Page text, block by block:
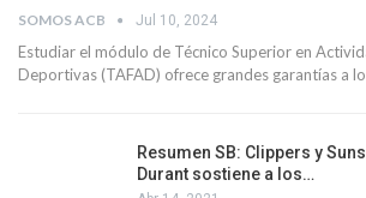
SOMOS ACB Jul 10, 2024
Estudiar el módulo de Técnico Superior en
Deportivas (TAFAD) ofrece grandes garantías a
Resumen SB: Clippers y
Durant sostiene a los…